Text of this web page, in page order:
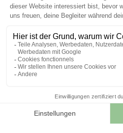
INFORMATIONEN
Kontaktieren Sie uns
Sitemap
Unser Kräuterladen
Sicheres Bezahlen